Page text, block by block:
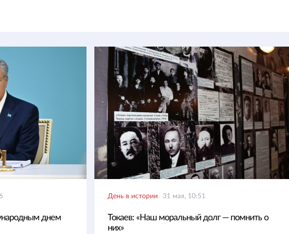
днем
День в истории 31 мая, 10:51
Токаев: «Наш моральный долг — помнить о
них»